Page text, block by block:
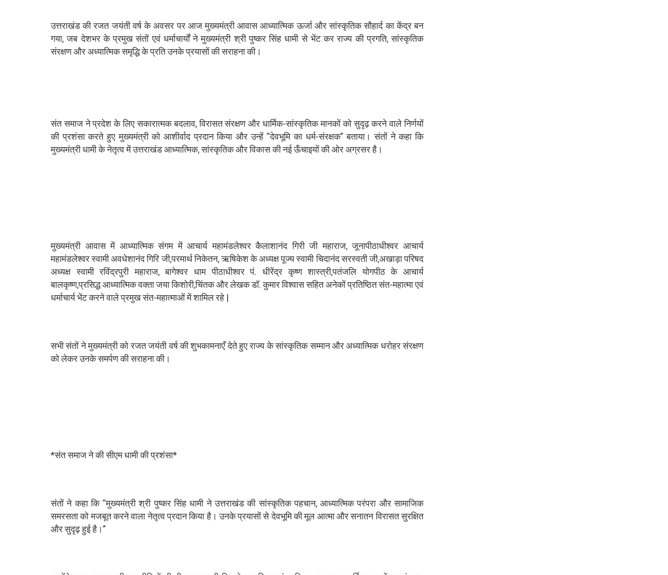
उत्तराखंड की रजत जयंती वर्ष के अवसर पर आज मुख्यमंत्री आवास आध्यात्मिक ऊर्जा और सांस्कृतिक सौहार्द का केंद्र बन
गया, जब देशभर के प्रमुख संतों एवं धर्माचार्यों ने मुख्यमंत्री श्री पुष्कर सिंह धामी से भेंट कर राज्य की प्रगति, सांस्कृतिक
संरक्षण और अध्यात्मिक समृद्धि के प्रति उनके प्रयासों की सराहना की।
संत समाज ने प्रदेश के लिए सकारात्मक बदलाव, विरासत संरक्षण और धार्मिक-सांस्कृतिक मानकों को सुदृढ़ करने वाले निर्णयों
की प्रशंसा करते हुए मुख्यमंत्री को आशीर्वाद प्रदान किया और उन्हें “देवभूमि का धर्म-संरक्षक” बताया। संतों ने कहा कि
मुख्यमंत्री धामी के नेतृत्व में उत्तराखंड आध्यात्मिक, सांस्कृतिक और विकास की नई ऊँचाइयों की ओर अग्रसर है।
मुख्यमंत्री आवास में आध्यात्मिक संगम में आचार्य महामंडलेश्वर कैलाशानंद गिरी जी महाराज, जूनापीठाधीश्वर आचार्य
महामंडलेश्वर स्वामी अवधेशानंद गिरि जी,परमार्थ निकेतन, ऋषिकेश के अध्यक्ष पूज्य स्वामी चिदानंद सरस्वती जी,अखाड़ा परिषद
अध्यक्ष स्वामी रविंद्रपुरी महाराज, बागेश्वर धाम पीठाधीश्वर पं. धीरेंद्र कृष्ण शास्त्री,पतंजलि योगपीठ के आचार्य
बालकृष्ण,प्रसिद्ध आध्यात्मिक वक्ता जया किशोरी,चिंतक और लेखक डॉ. कुमार विश्वास सहित अनेकों प्रतिष्ठित संत-महात्मा एवं
धर्माचार्य भेंट करने वाले प्रमुख संत-महात्माओं में शामिल रहे |
सभी संतों ने मुख्यमंत्री को रजत जयंती वर्ष की शुभकामनाएँ देते हुए राज्य के सांस्कृतिक सम्मान और अध्यात्मिक धरोहर संरक्षण
को लेकर उनके समर्पण की सराहना की।
*संत समाज ने की सीएम धामी की प्रशंसा*
संतों ने कहा कि “मुख्यमंत्री श्री पुष्कर सिंह धामी ने उत्तराखंड की सांस्कृतिक पहचान, आध्यात्मिक परंपरा और सामाजिक
समरसता को मजबूत करने वाला नेतृत्व प्रदान किया है। उनके प्रयासों से देवभूमि की मूल आत्मा और सनातन विरासत सुरक्षित
और सुदृढ़ हुई है।”